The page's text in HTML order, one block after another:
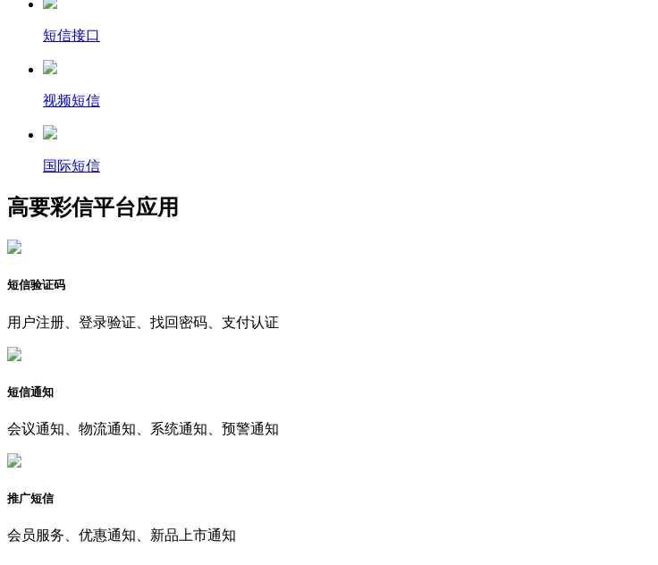
短信接口
视频短信
国际短信
高要彩信平台应用
短信验证码
用户注册、登录验证、找回密码、支付认证
短信通知
会议通知、物流通知、系统通知、预警通知
推广短信
会员服务、优惠通知、新品上市通知